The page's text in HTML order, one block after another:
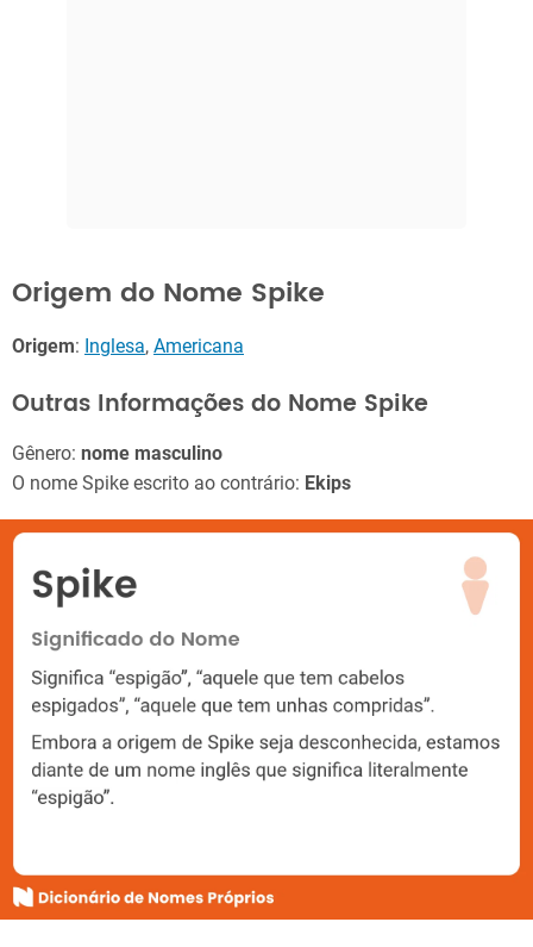
Origem do Nome Spike
Origem: Inglesa, Americana
Outras Informações do Nome Spike
Gênero: nome masculino
O nome Spike escrito ao contrário: Ekips